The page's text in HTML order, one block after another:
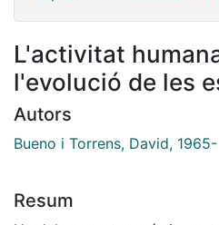
L'activitat
l'evolució de les
Autors
Bueno i Torrens, David, 1965-
Resum